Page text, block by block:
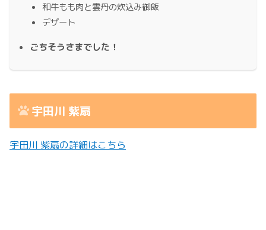
和牛もも肉と雲丹の炊込み御飯
デザート
ごちそうさまでした！
宇田川 紫扇
宇田川 紫扇の詳細はこちら